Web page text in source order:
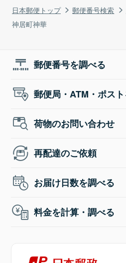
日本郵便トップ 郵便番号検索
神居町神華
郵便番号を調べる
郵便局・ATM・ポス
荷物のお問い合わせ
再配達のご依頼
お届け日数を調べる
料金を計算・調べる